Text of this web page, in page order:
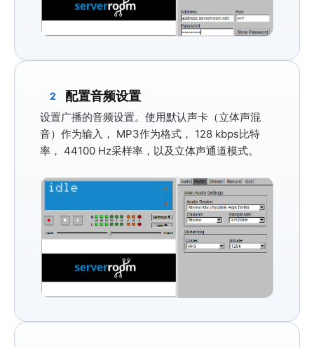
2 配置音频设置
设置广播的音频设置。使用默认声卡（立体声混
音）作为输入， MP3作为格式， 128 kbps比特
率， 44100 Hz采样率，以及 立体声通道模式。